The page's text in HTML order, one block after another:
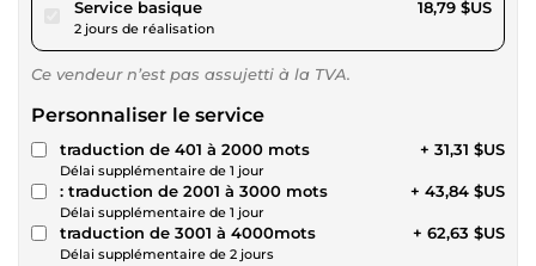
Service basiquepour 17,32 $US
2 jours de réalisation
18,79 $US
Ce vendeur n’est pas assujetti à la TVA.
Personnaliser le service
traduction de 401 à 2000 mots
Délai supplémentaire de 1 jour
+ 31,31 $US
: traduction de 2001 à 3000 mots
Délai supplémentaire de 1 jour
+ 43,84 $US
traduction de 3001 à 4000mots
Délai supplémentaire de 2 jours
+ 62,63 $US